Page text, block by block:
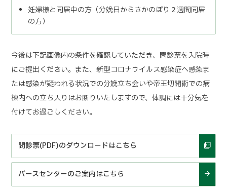
妊婦様と同居中の方（分娩日からさかのぼり２週間同居
の方）
今後は下記画像内の条件を確認していただき、問診票を入院時
にご提出ください。また、新型コロナウイルス感染症へ感染ま
たは感染が疑われる状況での分娩立ち会いや帝王切開術での病
棟内への立ち入りはお断りいたしますので、体調には十分気を
付けてお過ごしください。
問診票(PDF)のダウンロードはこちら
バースセンターのご案内はこちら